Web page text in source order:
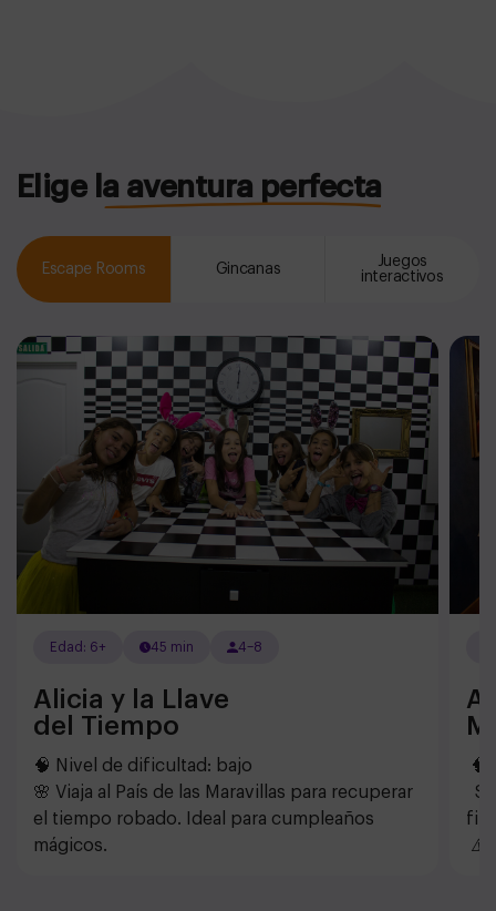
Elige la aventura perfecta
Escape Rooms Gincanas
Juegos
interactivos
Edad: 6+ 45 min 4–8
Alicia y la Llave
del Tiempo
🧠 Nivel de dificultad: bajo
🌸 Viaja al País de las Maravillas para recuperar
el tiempo robado. Ideal para cumpleaños
mágicos.
🧠
⚠️